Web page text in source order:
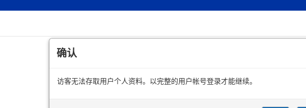
确认
访客无法存取用户个人资料。以完整的用户帐号登录才能继续。